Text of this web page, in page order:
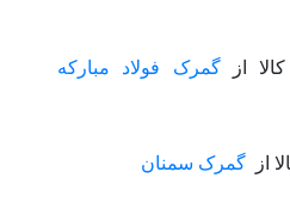
ازگمرک فولاد مبارکه
از گمرک سمنان